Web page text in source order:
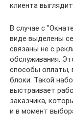
клиента
В случае с
виде выделены
связаны не с
обслуживания.
способы оплаты,
блоки. Такой
выстраивает
заказчика,
и в момент